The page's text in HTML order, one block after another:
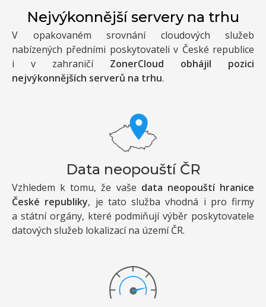
Nejvýkonnější servery na trhu
V opakovaném srovnání cloudových služeb
nabízených předními poskytovateli v České republice
i v zahraničí ZonerCloud obhájil pozici
nejvýkonnějších serverů na trhu.
Data neopouští ČR
Vzhledem k tomu, že vaše data neopouští hranice
České republiky, je tato služba vhodná i pro firmy
a státní orgány, které podmiňují výběr poskytovatele
datových služeb lokalizací na území ČR.